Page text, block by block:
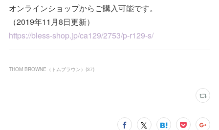
オンラインショップからご購入可能です。
（2019年11月8日更新）
https://bless-shop.jp/ca129/2753/p-r129-s/
THOM BROWNE（トムブラウン） (37)